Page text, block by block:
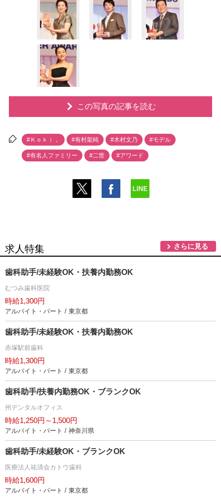
この写真の記事を読む
#Ｋｏｋｉ， #有村架純 #木村文乃 #モデル
#有名人ファミリー #二世 #アワード
求人特集 さらに見る
歯科助手/未経験OK・扶養内勤務OK
むつみ歯科医院
時給1,300円
アルバイト・パート / 東京都
歯科助手/未経験OK・扶養内勤務OK
赤塚駅前歯科
時給1,300円
アルバイト・パート / 東京都
歯科助手/扶養内勤務OK・ブランクOK
州デンタルオフィス
時給1,250円～1,500円
アルバイト・パート / 神奈川県
歯科助手/未経験OK・ブランクOK
医療法人祐清会カトウ歯科
時給1,600円
アルバイト・パート / 東京都